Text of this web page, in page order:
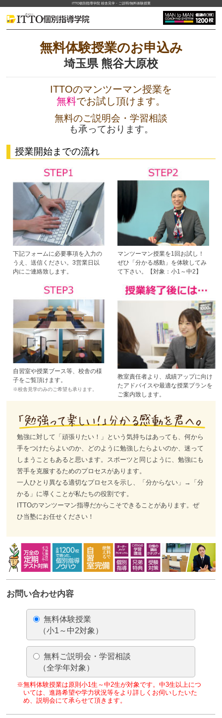
ITTO個別指導学院 校舎見学・ご説明/無料体験授業
無料体験授業のお申込み
埼玉県 熊谷大原校
ITTOのマンツーマン授業を
無料でお試し頂けます。
無料のご説明会・学習相談
も承っております。
授業開始までの流れ
下記フォームに必要事項を入力の
うえ、送信ください。3営業日以
内にご連絡致します。
マンツーマン授業を1回お試し！
ぜひ「分かる感動」を体験してみ
て下さい。【対象：小1～中2】
自習室や授業ブース等、校舎の様
子をご覧頂けます。
※校舎見学のみのご希望も承ります。
教室責任者より、成績アップに向け
たアドバイスや最適な授業プランを
ご案内致します。
勉強に対して「頑張りたい！」という気持ちはあっても、何から
手をつけたらよいのか、どのように勉強したらよいのか、迷って
しまうこともあると思います。スポーツと同じように、勉強にも
苦手を克服するためのプロセスがあります。
一人ひとり異なる適切なプロセスを示し、「分からない」→「分
かる」に導くことが私たちの役割です。
ITTOのマンツーマン指導だからこそできることがあります。ぜ
ひ当塾にお任せください！
お問い合わせ内容
無料体験授業
（小1～中2対象）
無料ご説明会・学習相談
（全学年対象）
※無料体験授業は原則小1生～中2生が対象です。中3生以上につ
いては、進路希望や学力状況等をより詳しくお伺いしたいた
め、説明会にて承らせて頂きます。